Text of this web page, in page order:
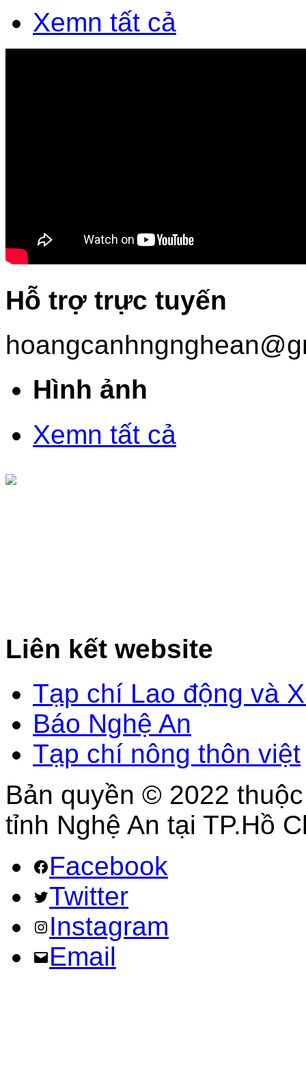
Xemn tất cả
Hỗ trợ trực tuyến
Hình ảnh
Xemn tất cả
Liên kết website
Tạp chí Lao động và
Báo Nghệ An
Tạp chí nông thôn việt
Bản quyền © 2022
tỉnh Nghệ An tại TP.Hồ
Facebook
Twitter
Instagram
Email